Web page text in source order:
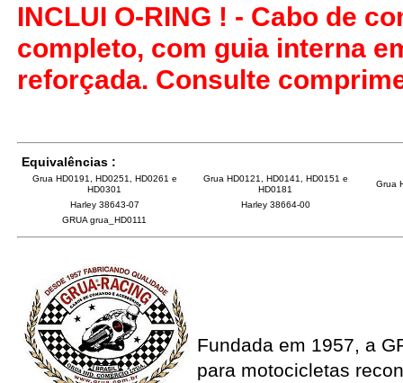
INCLUI O-RING ! - Cabo de
completo, com guia interna
reforçada. Consulte
Equivalências :
Grua HD0191, HD0251, HD0261 e
HD0301
Grua HD0121, HD0141, HD0151 e
HD0181
Grua
Harley 38643-07
Harley 38664-00
GRUA grua_HD0111
Fundada em 1957, a
para motocicletas